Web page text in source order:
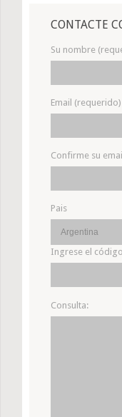
CONTACTE
Su nombre
Email (requerido)
Confirme su
Pais
Ingrese el
Consulta: